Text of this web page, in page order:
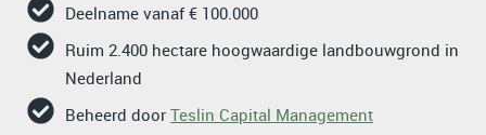
Deelname vanaf € 100.000
Ruim 2.400 hectare hoogwaardige landbouwgrond in
Nederland
Beheerd door Teslin Capital Management